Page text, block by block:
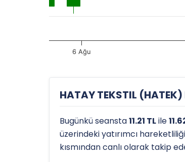
6 Ağu
HATAY TEKSTIL
Bugünkü seansta11.21 TLile
üzerindeki yatırımcı
kısmından canlı olarak takip